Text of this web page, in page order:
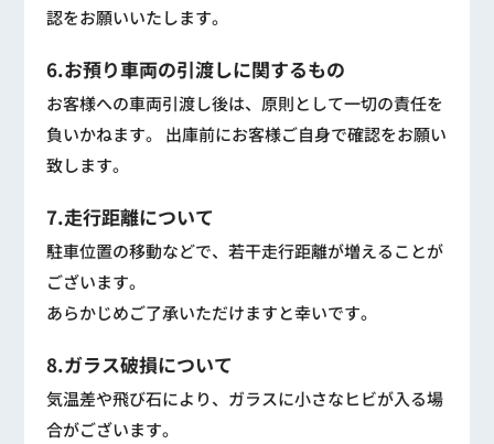
認をお願いいたします。
6.お預り車両の引渡しに関するもの
お客様への車両引渡し後は、原則として一切の責任を
負いかねます。 出庫前にお客様ご自身で確認をお願い
致します。
7.走行距離について
駐車位置の移動などで、若干走行距離が増えることが
ございます。
あらかじめご了承いただけますと幸いです。
8.ガラス破損について
気温差や飛び石により、ガラスに小さなヒビが入る場
合がございます。